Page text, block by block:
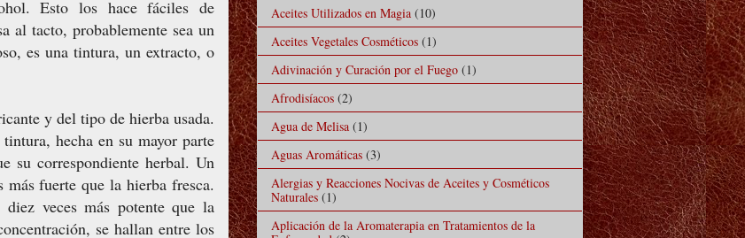
Esto los hace fáciles de
al tacto, probablemente sea un
es una tintura, un extracto, o
y del tipo de hierba usada.
hecha en su mayor parte
su correspondiente herbal. Un
más fuerte que la hierba fresca.
veces más potente que la
se hallan entre los
Aceites Utilizados en Magia (10)
Aceites Vegetales Cosméticos (1)
Adivinación y Curación por el Fuego (1)
Afrodisíacos (2)
Agua de Melisa (1)
Aguas Aromáticas (3)
Alergias y Reacciones Nocivas de Aceites y Cosméticos
Naturales (1)
Aplicación de la Aromaterapia en Tratamientos de la